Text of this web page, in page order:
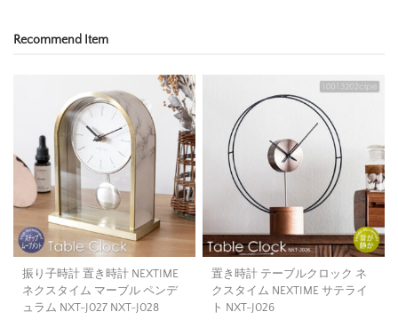
Recommend Item
振り子時計 置き時計 NEXTIME
ネクスタイム マーブル ペンデ
ュラム NXT-J027 NXT-J028
置き時計 テーブルクロック ネ
クスタイム NEXTIME サテライ
ト NXT-J026